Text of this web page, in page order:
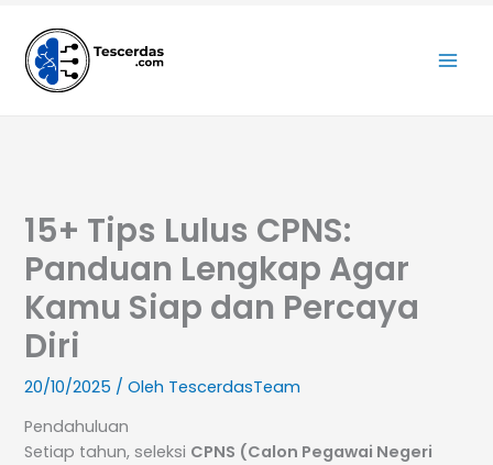
konten
15+ Tips Lulus CPNS:
Panduan Lengkap Agar
Kamu Siap dan Percaya
Diri
20/10/2025 / Oleh TescerdasTeam
Pendahuluan
Setiap tahun, seleksi CPNS (Calon Pegawai Negeri